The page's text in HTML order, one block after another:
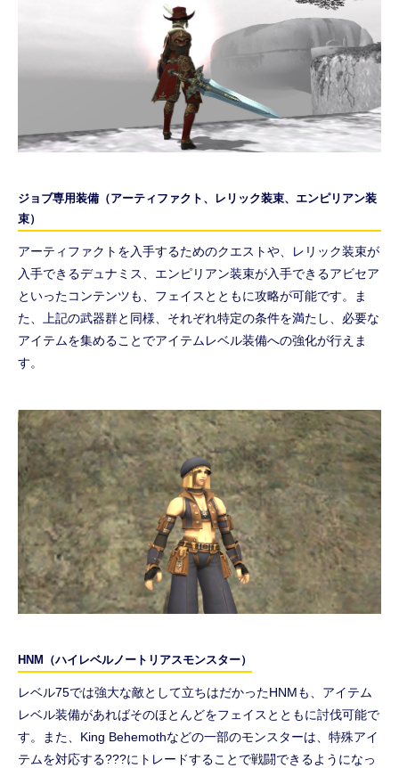
ジョブ専用装備（アーティファクト、レリック装束、エンピリアン装
束）
アーティファクトを入手するためのクエストや、レリック装束が
入手できるデュナミス、エンピリアン装束が入手できるアビセア
といったコンテンツも、フェイスとともに攻略が可能です。ま
た、上記の武器群と同様、それぞれ特定の条件を満たし、必要な
アイテムを集めることでアイテムレベル装備への強化が行えま
す。
HNM（ハイレベルノートリアスモンスター）
レベル75では強大な敵として立ちはだかったHNMも、アイテム
レベル装備があればそのほとんどをフェイスとともに討伐可能で
す。また、King Behemothなどの一部のモンスターは、特殊アイ
テムを対応する???にトレードすることで戦闘できるようになっ